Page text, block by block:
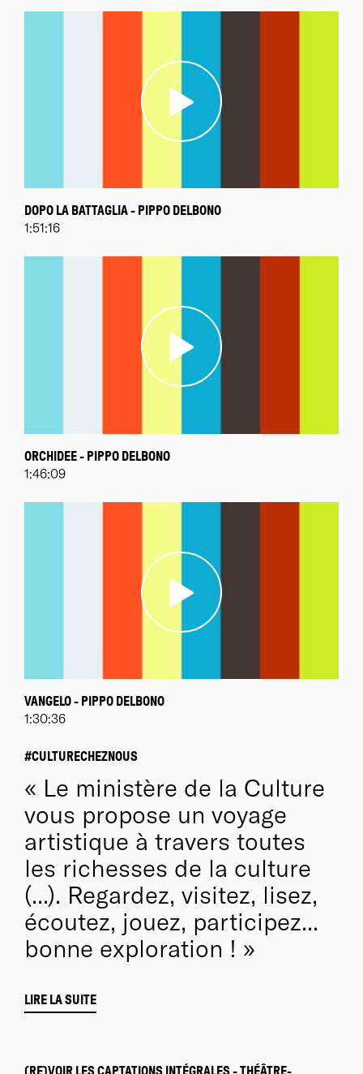
DOPO LA BATTAGLIA - PIPPO DELBONO
1:51:16
ORCHIDEE - PIPPO DELBONO
1:46:09
VANGELO - PIPPO DELBONO
1:30:36
#CULTURECHEZNOUS
Le ministère de la Culture
vous propose un voyage
artistique à travers toutes
les richesses de la culture
(...). Regardez, visitez, lisez,
écoutez, jouez, participez...
bonne exploration !
LIRE LA SUITE
(RE)VOIR LES CAPTATIONS INTÉGRALES - THÉÂTRE-